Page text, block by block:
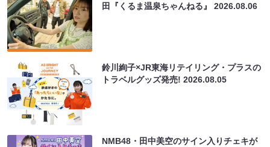
田『くるま温泉ちゃんねる』2026.08.06
鈴川絢子×JR東海リテイリング・プラスの
トラベルグッズ発売!2026.08.05
NMB48・田中美空のサイン入りチェキが